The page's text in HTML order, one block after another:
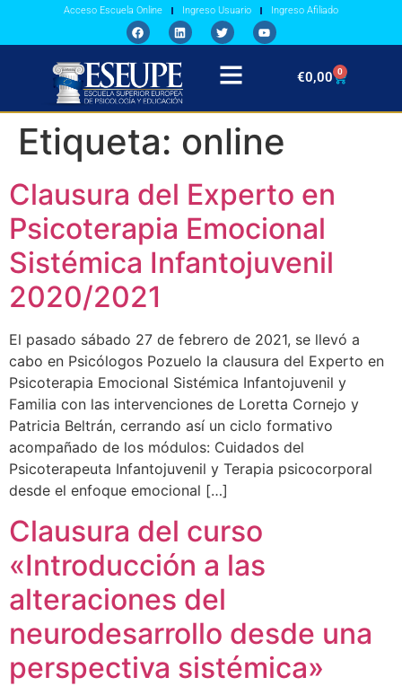
Acceso Escuela Online Ingreso Usuario Ingreso Afiliado
€0,00 0
Etiqueta: online
Clausura del Experto en
Psicoterapia Emocional
Sistémica Infantojuvenil
2020/2021
El pasado sábado 27 de febrero de 2021, se llevó a
cabo en Psicólogos Pozuelo la clausura del Experto en
Psicoterapia Emocional Sistémica Infantojuvenil y
Familia con las intervenciones de Loretta Cornejo y
Patricia Beltrán, cerrando así un ciclo formativo
acompañado de los módulos: Cuidados del
Psicoterapeuta Infantojuvenil y Terapia psicocorporal
desde el enfoque emocional […]
Clausura del curso
«Introducción a las
alteraciones del
neurodesarrollo desde una
perspectiva sistémica»